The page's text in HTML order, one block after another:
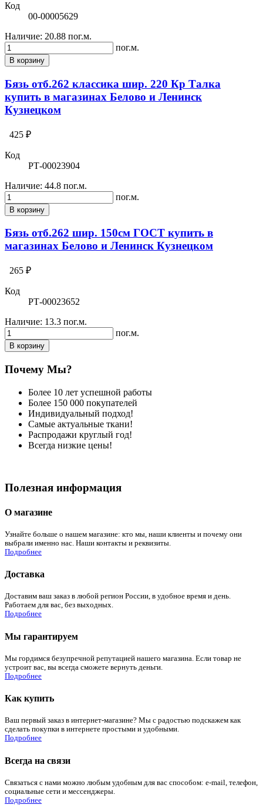
Код
00-00005629
Наличие: 20.88 пог.м.
пог.м.
В корзину
Бязь отб.262 классика шир. 220 Кр Талка
купить в магазинах Белово и Ленинск
Кузнецком
425 ₽
Код
РТ-00023904
Наличие: 44.8 пог.м.
пог.м.
В корзину
Бязь отб.262 шир. 150см ГОСТ купить в
магазинах Белово и Ленинск Кузнецком
265 ₽
Код
РТ-00023652
Наличие: 13.3 пог.м.
пог.м.
В корзину
Почему Мы?
Более 10 лет успешной работы
Более 150 000 покупателей
Индивидуальный подход!
Самые актуальные ткани!
Распродажи круглый год!
Всегда низкие цены!
Полезная информация
О магазине
Узнайте больше о нашем магазине: кто мы, наши клиенты и почему они
выбрали именно нас. Наши контакты и реквизиты.
Подробнее
Доставка
Доставим ваш заказ в любой регион России, в удобное время и день.
Работаем для вас, без выходных.
Подробнее
Мы гарантируем
Мы гордимся безупречной репутацией нашего магазина. Если товар не
устроит вас, вы всегда сможете вернуть деньги.
Подробнее
Как купить
Ваш первый заказ в интернет-магазине? Мы с радостью подскажем как
сделать покупки в интернете простыми и удобными.
Подробнее
Всегда на связи
Связаться с нами можно любым удобным для вас способом: e-mail, телефон,
социальные сети и мессенджеры.
Подробнее